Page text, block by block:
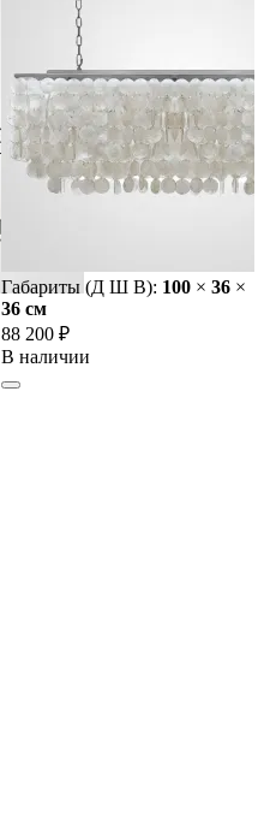
Габариты (Д Ш В): 100 × 36 ×
36 cм
88 200 ₽
В наличии